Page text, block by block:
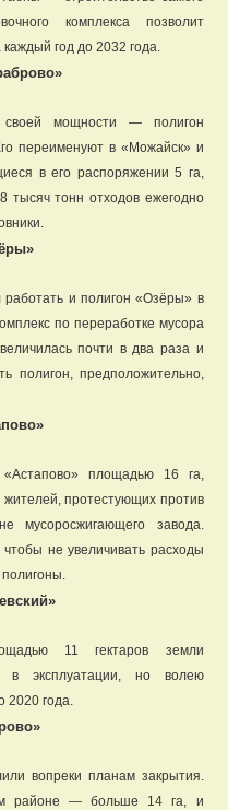
комплекса позволит
год до 2032 года.
своей мощности — полигон
переименуют в «Можайск» и
в его распоряжении 5 га,
тысяч тонн отходов ежегодно
работать и полигон «Озёры» в
по переработке мусора
почти в два раза и
полигон, предположительно,
площадью 16 га,
протестующих против
мусоросжигающего завода.
не увеличивать расходы
полигоны.
11 гектаров земли
в эксплуатации, но волею
2020 года.
вопреки планам закрытия.
районе — больше 14 га, и